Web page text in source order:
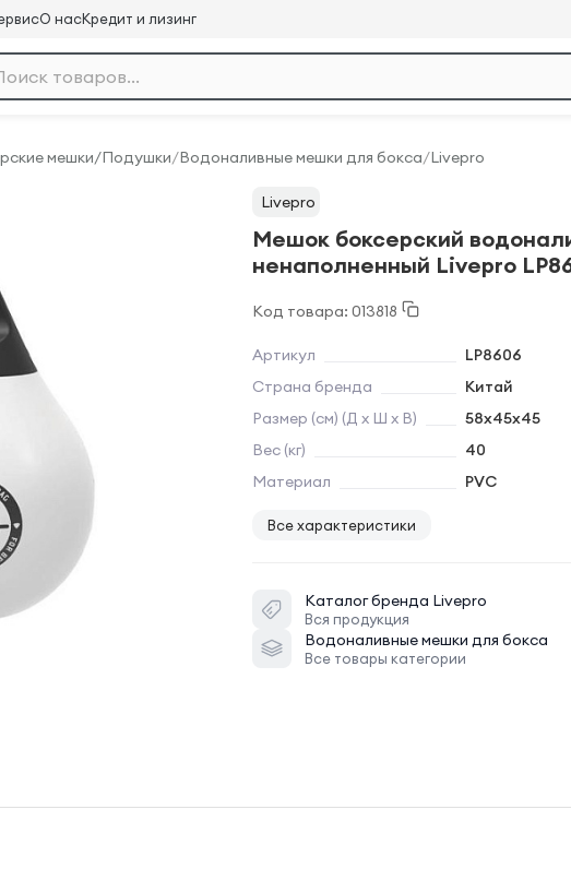
О насКредит и лизинг
мешки/Подушки/Водоналивные мешки для бокса/Livepro
Livepro
Мешок боксерский
ненаполненный Livepro
Код товара: 013818
Артикул
LP8606
Страна бренда
Китай
Размер (см) (Д х Ш х В)
58х45х45
Вес (кг)
40
Материал
PVC
Все характеристики
Каталог бренда Livepro
Вся продукция
Водоналивные мешки для бокса
Все товары категории